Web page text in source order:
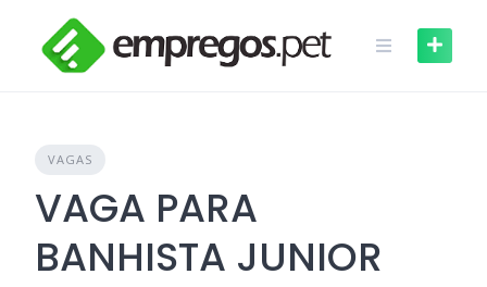
content
VAGAS
VAGA PARA
BANHISTA JUNIOR